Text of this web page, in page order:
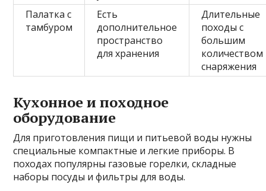
Палатка с
тамбуром
Есть
дополнительное
пространство
для хранения
Длительные
походы с
большим
количеством
снаряжения
Кухонное и походное
оборудование
Для приготовления пищи и питьевой воды нужны
специальные компактные и легкие приборы. В
походах популярны газовые горелки, складные
наборы посуды и фильтры для воды.